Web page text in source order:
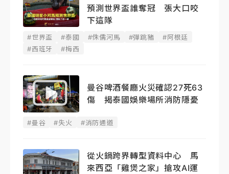
預測世界盃誰奪冠 張大口咬
下這隊
#世界盃 #泰國 #侏儒河馬 #彈跳豬
#阿根廷
#西班牙
#梅西
曼谷啤酒餐廳火災確認27死63
傷 揭泰國娛樂場所消防隱憂
#曼谷 #失火 #消防通道
從火鍋跨界轉型資料中心 馬
來西亞「雞煲之家」搶攻AI運